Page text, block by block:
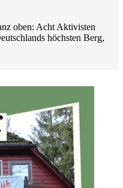
oben: Acht Aktivisten
höchsten Berg,